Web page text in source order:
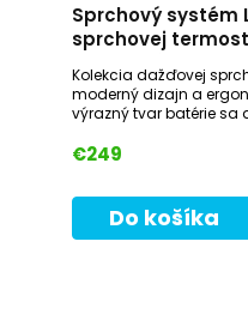
Sprchový systém
sprchovej
nástenný, rozteč
€249
Do košíka
Kolekcia dažďovej
moderný dizajn a
výrazný tvar batérie sa